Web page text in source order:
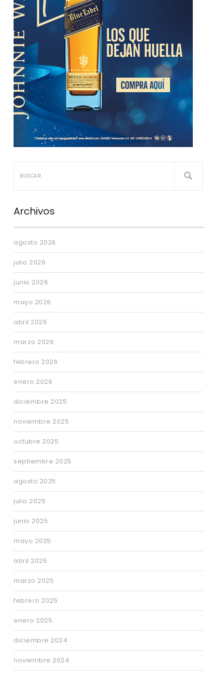
Archivos
agosto 2026
julio 2026
junio 2026
mayo 2026
abril 2026
marzo 2026
febrero 2026
enero 2026
diciembre 2025
noviembre 2025
octubre 2025
septiembre 2025
agosto 2025
julio 2025
junio 2025
mayo 2025
abril 2025
marzo 2025
febrero 2025
enero 2025
diciembre 2024
noviembre 2024